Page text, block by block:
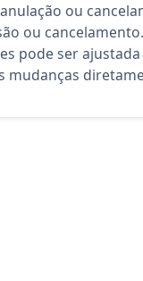
ou
ou cancelamento.
pode ser
mudanças